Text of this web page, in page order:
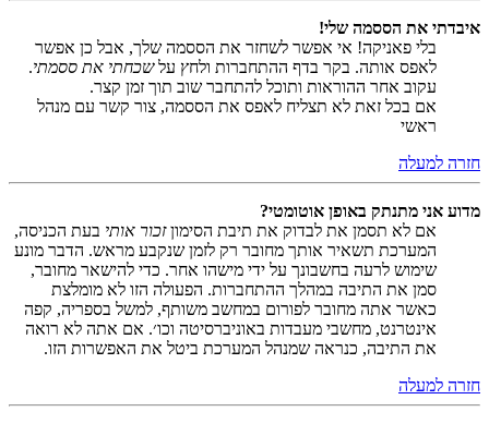
איבדתי את הססמה שלי!
בלי פאניקה! אי אפשר לשחזר את הססמה שלך, אבל כן אפשר
לאפס אותה. בקר בדף ההתחברות ולחץ עלשכחתי את ססמתי.
עקוב אחר ההוראות ותוכל להתחבר שוב תוך זמן קצר.
אם בכל זאת לא תצליח לאפס את הססמה, צור קשר עם מנהל
ראשי
חזרה למעלה
מדוע אני מתנתק באופן אוטומטי?
אם לא תסמן את לבדוק את תיבת הסימוןזכור אותי בעת הכניסה,
המערכת תשאיר אותך מחובר רק לזמן שנקבע מראש. הדבר מונע
שימוש לרעה בחשבונך על ידי מישהו אחר. כדי להישאר מחובר,
סמן את התיבה במהלך ההתחברות. הפעולה הזו לא מומלצת
כאשר אתה מחובר לפורום במחשב משותף, למשל בספריה, קפה
אינטרנט, מחשבי מעבדות באוניברסיטה וכו׳. אם אתה לא רואה
את התיבה, כנראה שמנהל המערכת ביטל את האפשרות הזו.
חזרה למעלה